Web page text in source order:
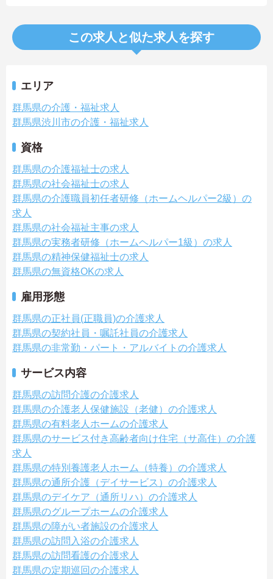
この求人と似た求人を探す
エリア
群馬県の介護・福祉求人
群馬県渋川市の介護・福祉求人
資格
群馬県の介護福祉士の求人
群馬県の社会福祉士の求人
群馬県の介護職員初任者研修（ホームヘルパー2級）の
求人
群馬県の社会福祉主事の求人
群馬県の実務者研修（ホームヘルパー1級）の求人
群馬県の精神保健福祉士の求人
群馬県の無資格OKの求人
雇用形態
群馬県の正社員(正職員)の介護求人
群馬県の契約社員・嘱託社員の介護求人
群馬県の非常勤・パート・アルバイトの介護求人
サービス内容
群馬県の訪問介護の介護求人
群馬県の介護老人保健施設（老健）の介護求人
群馬県の有料老人ホームの介護求人
群馬県のサービス付き高齢者向け住宅（サ高住）の介護
求人
群馬県の特別養護老人ホーム（特養）の介護求人
群馬県の通所介護（デイサービス）の介護求人
群馬県のデイケア（通所リハ）の介護求人
群馬県のグループホームの介護求人
群馬県の障がい者施設の介護求人
群馬県の訪問入浴の介護求人
群馬県の訪問看護の介護求人
群馬県の定期巡回の介護求人